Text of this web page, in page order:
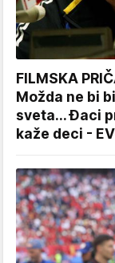
FILMSKA
Možda ne bi
sveta... Đaci
kaže deci -